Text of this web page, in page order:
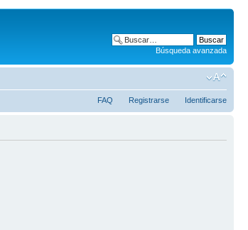
Búsqueda avanzada
FAQ Registrarse Identificarse